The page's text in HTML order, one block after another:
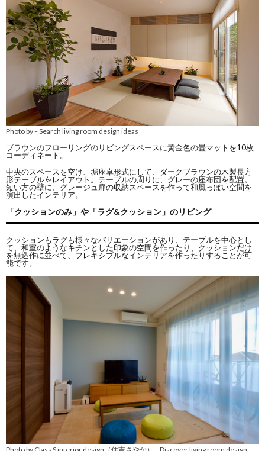
Photo by–Search living room design ideas
ブラウンのフローリングのリビングスペースに黄金色の畳マットを10枚
コーディネート。
中央のスペースを空け、堀座卓形式にして、ダークブラウンの木製長方
形テーブルをレイアウト。テーブルの周りに、グレーの座布団を配置。
短い方の壁に、グレージュ扉の収納スペースを作って和風っぽい空間を
演出したインテリア。
「クッションのみ」や「ラグ&クッション」のリビング
クッションもラグも様々なバリエーションがあり、テーブルを中心とし
て、和室のようなキチンとした印象の空間を作ったり、クッションだけ
を無造作に並べて、フレキシブルなインテリアを作ったりすることが可
能です。
–